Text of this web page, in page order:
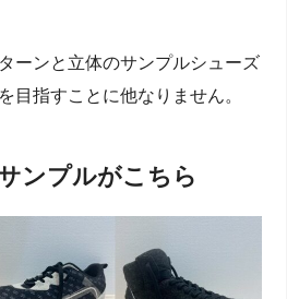
ーンと立体のサンプルシューズ
目指すことに他なりません。
ンプルがこちら